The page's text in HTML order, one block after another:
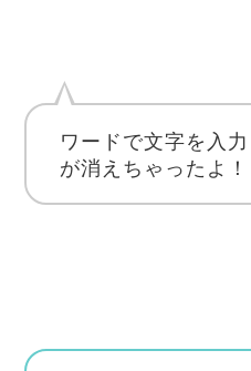
ワードで文字を入
が消えちゃったよ！